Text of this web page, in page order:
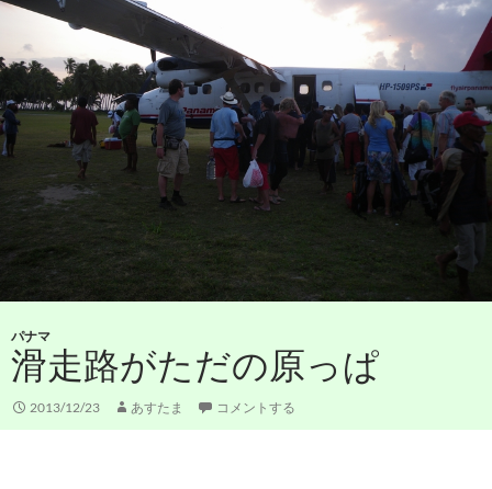
パナマ
滑走路がただの原っぱ
2013/12/23 あすたま コメントする